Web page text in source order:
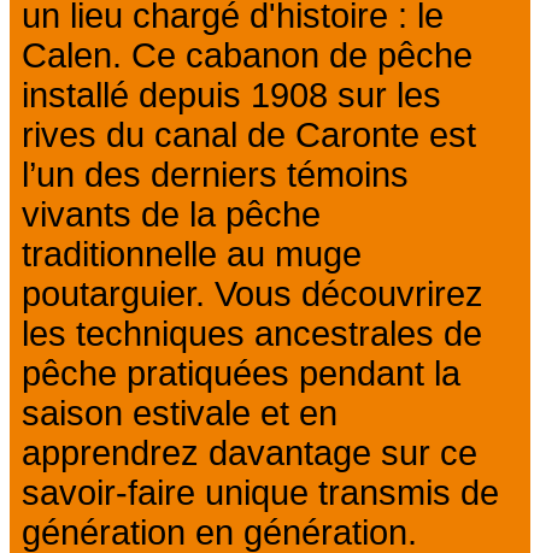
un lieu chargé d'histoire : le
Calen. Ce cabanon de pêche
installé depuis 1908 sur les
rives du canal de Caronte est
l’un des derniers témoins
vivants de la pêche
traditionnelle au muge
poutarguier. Vous découvrirez
les techniques ancestrales de
pêche pratiquées pendant la
saison estivale et en
apprendrez davantage sur ce
savoir-faire unique transmis de
génération en génération.